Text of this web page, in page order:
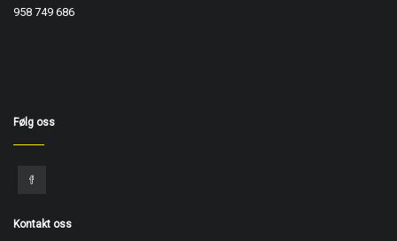
958 749 686
Følg oss
Kontakt oss